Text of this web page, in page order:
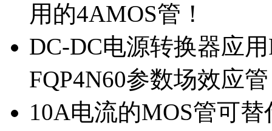
用的4AMOS管！
DC-DC电源转换器应
FQP4N60参数场效应
10A电流的MOS管可